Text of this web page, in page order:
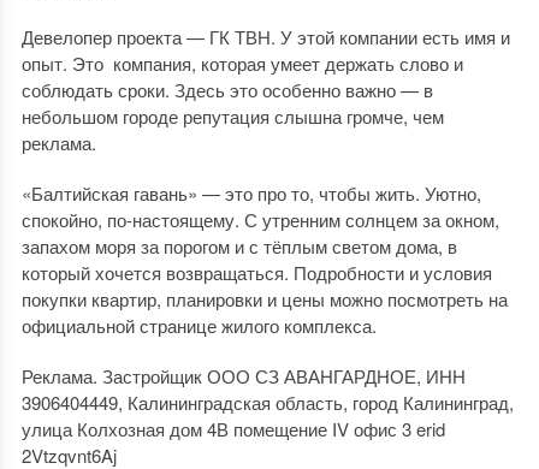
Девелопер проекта — ГК ТВН. У этой компании есть имя и
опыт. Это компания, которая умеет держать слово и
соблюдать сроки. Здесь это особенно важно — в
небольшом городе репутация слышна громче, чем
реклама.
«Балтийская гавань» — это про то, чтобы жить. Уютно,
спокойно, по-настоящему. С утренним солнцем за окном,
запахом моря за порогом и с тёплым светом дома, в
который хочется возвращаться. Подробности и условия
покупки квартир, планировки и цены можно посмотреть на
официальной странице жилого комплекса.
Реклама. Застройщик ООО СЗ АВАНГАРДНОЕ, ИНН
3906404449, Калининградская область, город Калининград,
улица Колхозная дом 4В помещение IV офис 3 erid
2Vtzqvnt6Aj